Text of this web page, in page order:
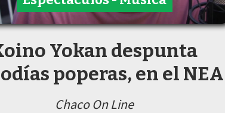
Yokan despunta
poperas, en el NEA
Chaco On Line